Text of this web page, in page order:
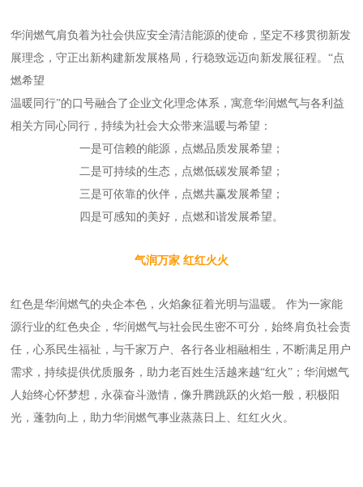
华润燃气肩负着为社会供应安全清洁能源的使命，坚定不移贯彻新发
展理念，守正出新构建新发展格局，行稳致远迈向新发展征程。“点
燃希望
温暖同行”的口号融合了企业文化理念体系，寓意华润燃气与各利益
相关方同心同行，持续为社会大众带来温暖与希望：
一是可信赖的能源，点燃品质发展希望；
二是可持续的生态，点燃低碳发展希望；
三是可依靠的伙伴，点燃共赢发展希望；
四是可感知的美好，点燃和谐发展希望。
气润万家 红红火火
红色是华润燃气的央企本色，火焰象征着光明与温暖。 作为一家能
源行业的红色央企，华润燃气与社会民生密不可分，始终肩负社会责
任，心系民生福祉，与千家万户、各行各业相融相生，不断满足用户
需求，持续提供优质服务，助力老百姓生活越来越“红火”；华润燃气
人始终心怀梦想，永葆奋斗激情，像升腾跳跃的火焰一般，积极阳
光，蓬勃向上，助力华润燃气事业蒸蒸日上、红红火火。